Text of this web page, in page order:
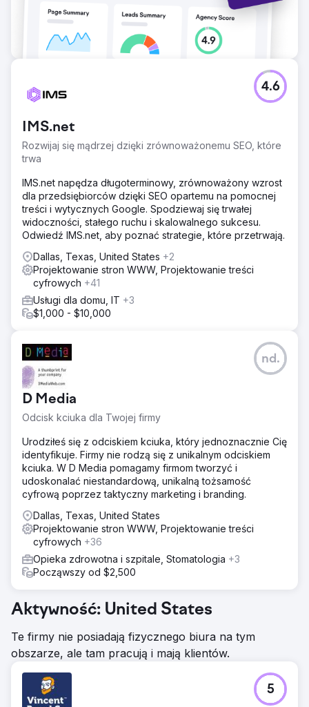
Przejdź do strony agencji
IMS.net
Rozwijaj się mądrzej dzięki zrównoważonemu SEO, które
trwa
4.6
IMS.net napędza długoterminowy, zrównoważony wzrost
dla przedsiębiorców dzięki SEO opartemu na pomocnej
treści i wytycznych Google. Spodziewaj się trwałej
widoczności, stałego ruchu i skalowalnego sukcesu.
Odwiedź IMS.net, aby poznać strategie, które przetrwają.
Dallas, Texas, United States +2
Projektowanie stron WWW, Projektowanie treści
cyfrowych +41
Usługi dla domu, IT +3
$1,000 - $10,000
D Media
Odcisk kciuka dla Twojej firmy
nd.
Urodziłeś się z odciskiem kciuka, który jednoznacznie Cię
identyfikuje. Firmy nie rodzą się z unikalnym odciskiem
kciuka. W D Media pomagamy firmom tworzyć i
udoskonalać niestandardową, unikalną tożsamość
cyfrową poprzez taktyczny marketing i branding.
Dallas, Texas, United States
Projektowanie stron WWW, Projektowanie treści
cyfrowych +36
Opieka zdrowotna i szpitale, Stomatologia +3
Począwszy od $2,500
Aktywność: United States
Te firmy nie posiadają fizycznego biura na tym
obszarze, ale tam pracują i mają klientów.
5